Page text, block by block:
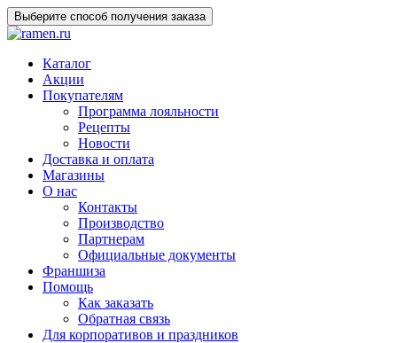
Выберите способ получения заказа
Каталог
Акции
Покупателям
Программа лояльности
Рецепты
Новости
Доставка и оплата
Магазины
О нас
Контакты
Производство
Партнерам
Официальные документы
Франшиза
Помощь
Как заказать
Обратная связь
Для корпоративов и праздников